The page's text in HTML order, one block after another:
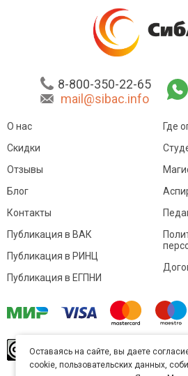
8-800-350-22-65
mail@sibac.info
О нас
Скидки
Отзывы
Блог
Контакты
Где
Публикация в ВАК
Публикация в РИНЦ
Публикация в ЕГПНИ
произведение
Commons
Оставаясь на сайте, вы даете
cookie, пользовательских данных,